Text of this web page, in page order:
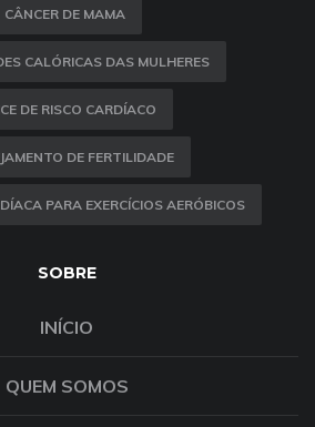
CÂNCER DE MAMA
CALÓRICAS DAS MULHERES
DE RISCO CARDÍACO
DE FERTILIDADE
PARA EXERCÍCIOS AERÓBICOS
SOBRE
INÍCIO
QUEM SOMOS